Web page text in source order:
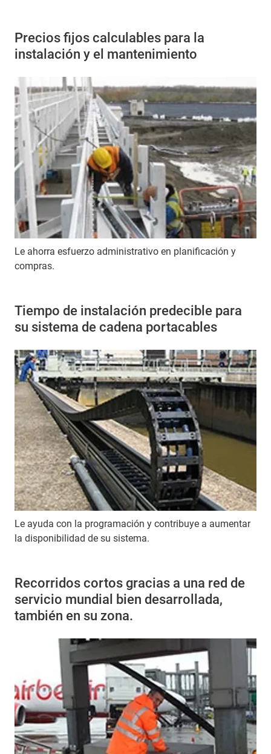
Precios fijos calculables para la
instalación y el mantenimiento
Le ahorra esfuerzo administrativo en planificación y
compras.
Tiempo de instalación predecible para
su sistema de cadena portacables
Le ayuda con la programación y contribuye a aumentar
la disponibilidad de su sistema.
Recorridos cortos gracias a una red de
servicio mundial bien desarrollada,
también en su zona.